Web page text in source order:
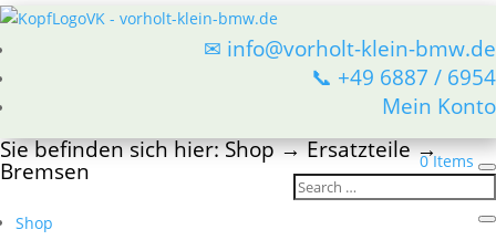
✉ info@vorholt-klein-bmw.de
📞 +49 6887 / 6954
Mein Konto
0 Items
Sie befinden sich hier:Shop→Ersatzteile→
Bremsen
Shop